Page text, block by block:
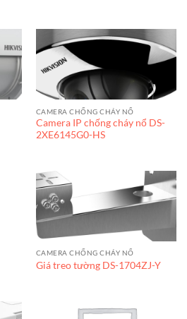
CAMERA CHỐNG CHÁY NỔ
Camera IP chống cháy nổ DS-
2XE6145G0-HS
CAMERA CHỐNG CHÁY NỔ
Giá treo tường DS-1704ZJ-Y